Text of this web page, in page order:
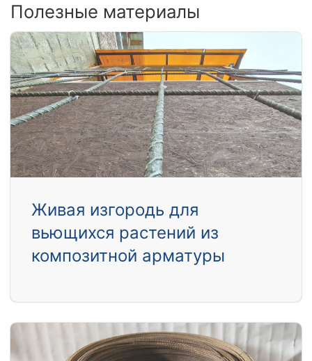
Полезные материалы
Живая изгородь для
вьющихся растений из
композитной арматуры